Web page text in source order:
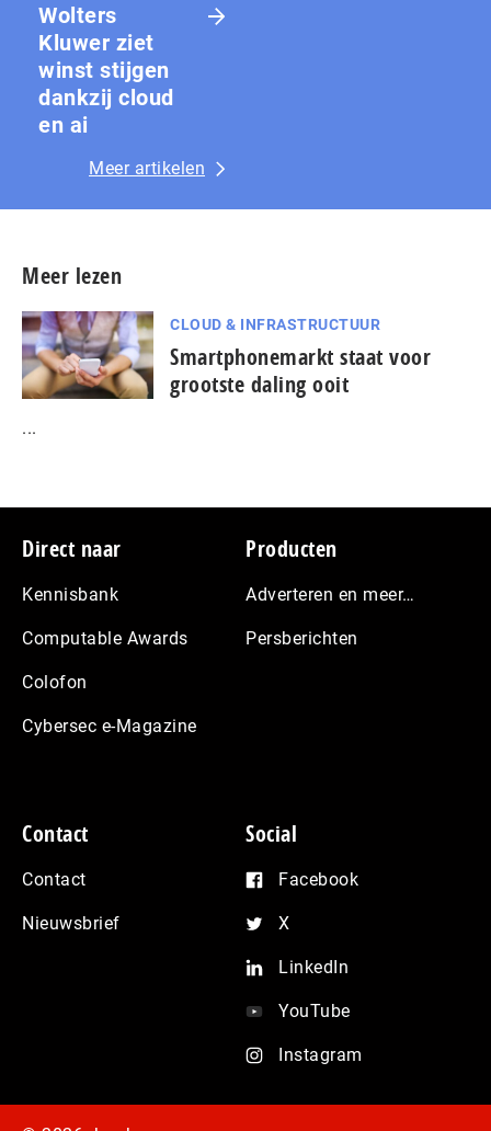
Wolters
Kluwer ziet
winst stijgen
dankzij cloud
en ai
Meer artikelen
Meer lezen
CLOUD & INFRASTRUCTUUR
Smartphonemarkt staat voor
grootste daling ooit
...
Footer
Direct naar
Kennisbank
Computable Awards
Colofon
Cybersec e-Magazine
Producten
Adverteren en meer…
Persberichten
Contact
Contact
Nieuwsbrief
Social
Facebook
X
LinkedIn
YouTube
Instagram